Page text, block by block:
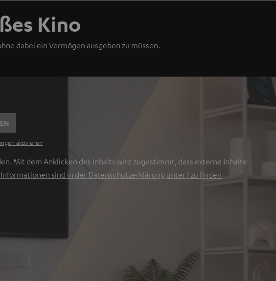
Kino
dabei ein Vermögen ausgeben zu müssen.
aktivieren
Mit dem Anklicken des Inhalts wird zugestimmt, dass externe Inhalte
sind in der Datenschutzerklärung unter I zu finden.